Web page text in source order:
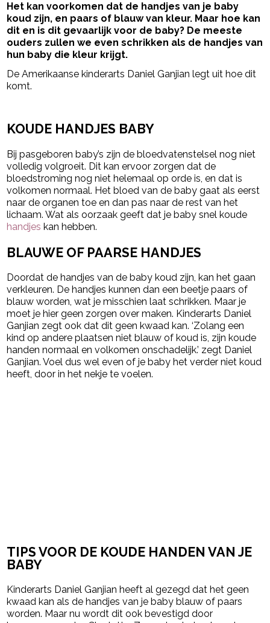
Het kan voorkomen dat de handjes van je baby
koud zijn, en paars of blauw van kleur. Maar hoe kan
dit en is dit gevaarlijk voor de baby? De meeste
ouders zullen we even schrikken als de handjes van
hun baby die kleur krijgt.
De Amerikaanse kinderarts Daniel Ganjian legt uit hoe dit
komt.
KOUDE HANDJES BABY
Bij pasgeboren baby’s zijn de bloedvatenstelsel nog niet
volledig volgroeit. Dit kan ervoor zorgen dat de
bloedstroming nog niet helemaal op orde is, en dat is
volkomen normaal. Het bloed van de baby gaat als eerst
naar de organen toe en dan pas naar de rest van het
lichaam. Wat als oorzaak geeft dat je baby snel koude
handjes kan hebben.
BLAUWE OF PAARSE HANDJES
Doordat de handjes van de baby koud zijn, kan het gaan
verkleuren. De handjes kunnen dan een beetje paars of
blauw worden, wat je misschien laat schrikken. Maar je
moet je hier geen zorgen over maken. Kinderarts Daniel
Ganjian zegt ook dat dit geen kwaad kan. ‘Zolang een
kind op andere plaatsen niet blauw of koud is, zijn koude
handen normaal en volkomen onschadelijk.’ zegt Daniel
Ganjian. Voel dus wel even of je baby het verder niet koud
heeft, door in het nekje te voelen.
TIPS VOOR DE KOUDE HANDEN VAN JE
BABY
Kinderarts Daniel Ganjian heeft al gezegd dat het geen
kwaad kan als de handjes van je baby blauw of paars
worden. Maar nu wordt dit ook bevestigd door